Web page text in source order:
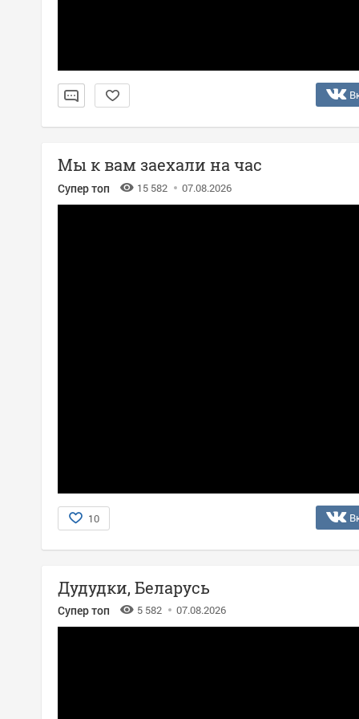
Мы к вам заехали на час
Супер топ 15 582 07.08.2026
10
Дудудки, Беларусь
Супер топ 5 582 07.08.2026